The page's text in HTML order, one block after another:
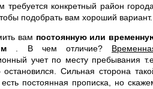
требуется конкретный район города,
подобрать вам хороший вариант.
вам постоянную или
. В чем отличие?
учет по месту пребывания
Сильная сторона
постоянная прописка, но